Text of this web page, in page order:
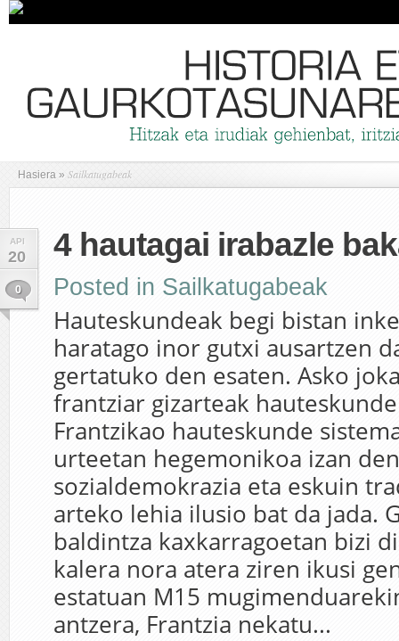
Hasiera » Sailkatugabeak
API
20
0
4 hautagai irabazle
Posted in Sailkatugabeak
Hauteskundeak begi bistan
haratago inor gutxi ausartzen
gertatuko den esaten. Asko
frantziar gizarteak
Frantzikao hauteskunde
urteetan hegemonikoa izan den
sozialdemokrazia eta eskuin
arteko lehia ilusio bat da jada.
baldintza kaxkarragoetan bizi
kalera nora atera ziren ikusi
estatuan M15
antzera, Frantzia nekatu...